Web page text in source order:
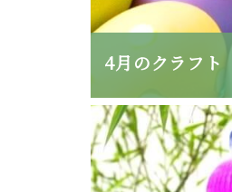
4月のクラフト